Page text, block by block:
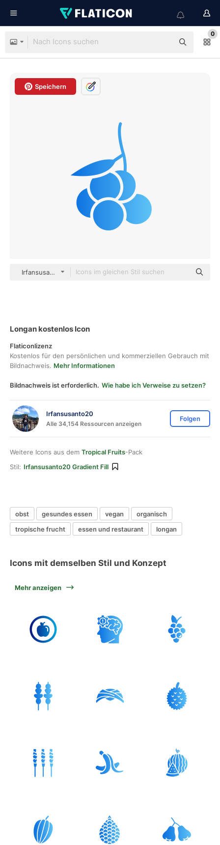
0
Speichern
Irfansusanto20 gradient fill
Longan kostenlos Icon
Flaticonlizenz
Kostenlos für den persönlichen und kommerziellen Gebrauch mit
Bildnachweis. Mehr Informationen
Bildnachweis ist erforderlich. Wie habe ich Verweise zu setzen?
Irfansusanto20
Alle 34,154 Ressourcen anzeigen
Folgen
Weitere Icons aus dem Tropical Fruits-Pack
Stil: Irfansusanto20 Gradient Fill
obst gesundes essen vegan
organisch
tropische frucht
essen und restaurant longan
Icons mit demselben Stil und Konzept
Mehr anzeigen